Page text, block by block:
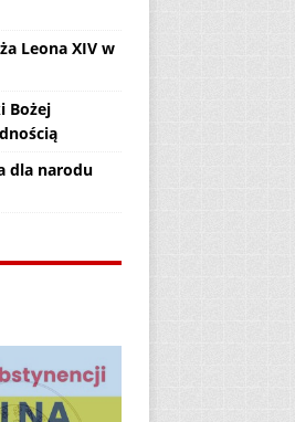
Leona XIV w
Bożej
dla narodu